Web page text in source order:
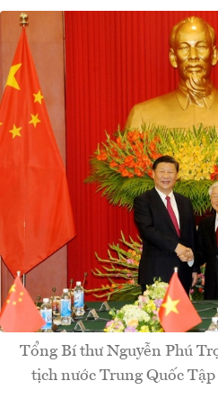
Tổng Bí thư Nguyễn Phú
tịch nước Trung Quốc